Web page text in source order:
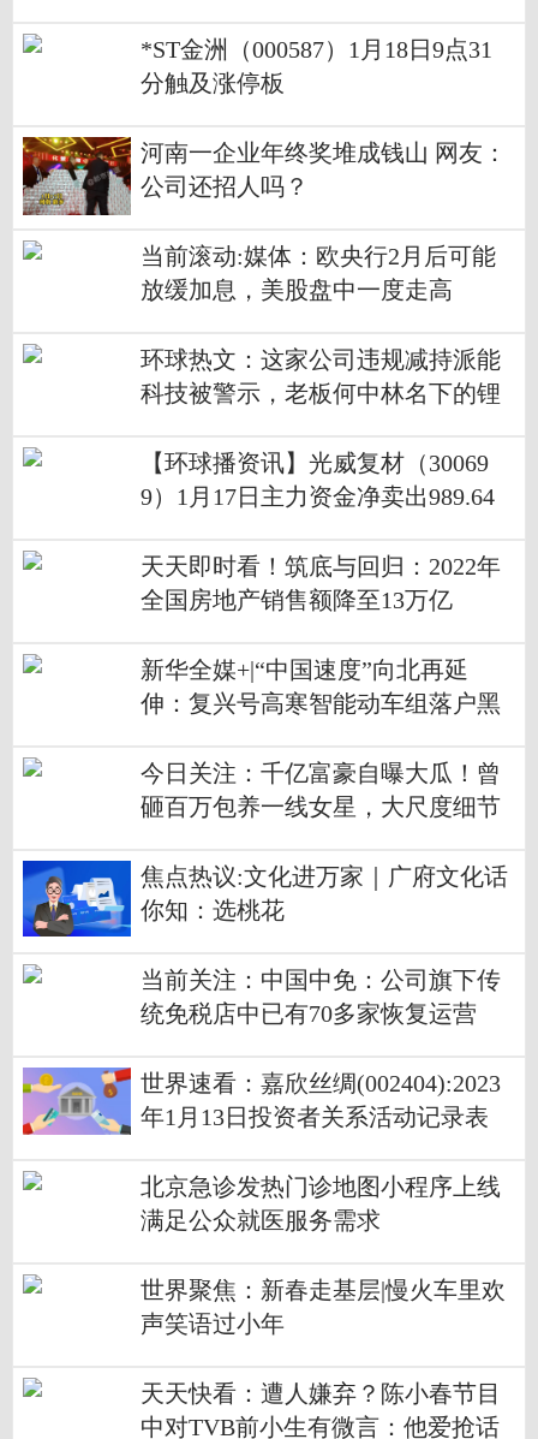
*ST金洲（000587）1月18日9点31
分触及涨停板
河南一企业年终奖堆成钱山 网友：
公司还招人吗？
当前滚动:媒体：欧央行2月后可能
放缓加息，美股盘中一度走高
环球热文：这家公司违规减持派能
科技被警示，老板何中林名下的锂
【环球播资讯】光威复材（30069
9）1月17日主力资金净卖出989.64
天天即时看！筑底与回归：2022年
全国房地产销售额降至13万亿
新华全媒+|“中国速度”向北再延
伸：复兴号高寒智能动车组落户黑
今日关注：千亿富豪自曝大瓜！曾
砸百万包养一线女星，大尺度细节
焦点热议:文化进万家｜广府文化话
你知：选桃花
当前关注：中国中免：公司旗下传
统免税店中已有70多家恢复运营
世界速看：嘉欣丝绸(002404):2023
年1月13日投资者关系活动记录表
北京急诊发热门诊地图小程序上线
满足公众就医服务需求
世界聚焦：新春走基层|慢火车里欢
声笑语过小年
天天快看：遭人嫌弃？陈小春节目
中对TVB前小生有微言：他爱抢话